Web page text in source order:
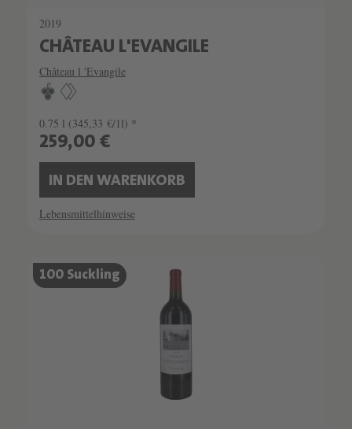
2019
CHÂTEAU L'EVANGILE
Château l 'Evangile
0.75 l (345,33 €/1l) *
259,00 €
IN DEN WARENKORB
Lebensmittelhinweise
SCHATZKAMMER
SEHR LIMITIERT
100 Suckling